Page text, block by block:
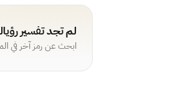
لم تجد تفسير
ابحث عن رمز آخر في